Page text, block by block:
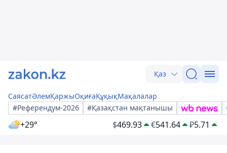
Қаз
СаясатӘлемҚаржыОқиғаҚұқықМақалалар
#Референдум-2026
#Қазақстан мақтанышы
+29° $469.93 €541.64 ₽5.71